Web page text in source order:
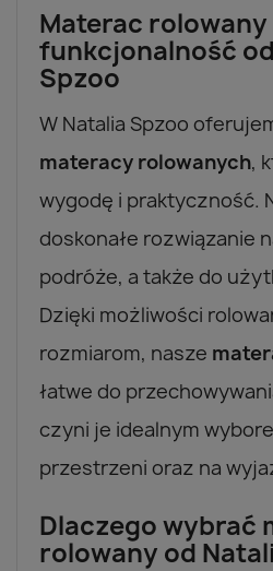
Materac
funkcjonalność
Spzoo
W Natalia Spzoo
materacy rolowanych,
wygodę i praktyczność.
doskonałe rozwiązanie
podróże, a także do
Dzięki możliwości
rozmiarom, nasze
łatwe do
czyni je idealnym
przestrzeni oraz na
Dlaczego wybrać
rolowany od